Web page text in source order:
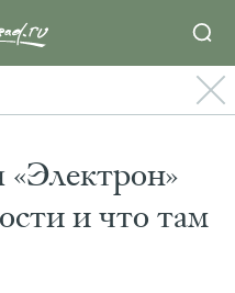
«Электрон»
и что там